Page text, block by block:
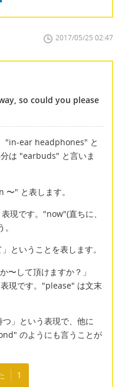
2017/05/25 02:47
so could you please
"in-ear headphones" と
は "earbuds" と言いま
〜" と表します。
現です。"now"(直ちに、
ということを表します。
して頂けますか？」
現です。"please" は文末
」という表現で、他に
のようにも言うことが
1